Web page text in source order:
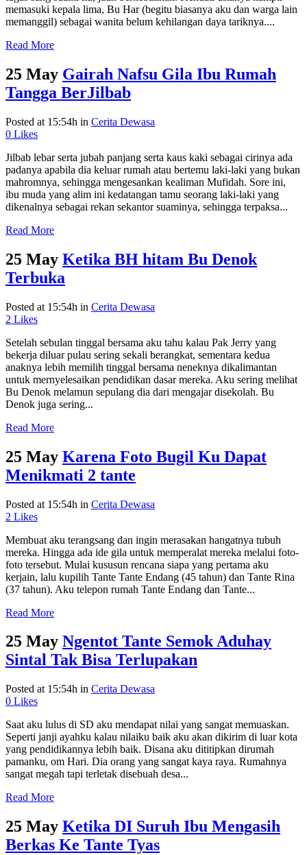
memasuki kepala lima, Bu Har (begitu biasanya aku dan warga lain
memanggil) sebagai wanita belum kehilangan daya tariknya....
Read More
25 May Gairah Nafsu Gila Ibu Rumah
Tangga BerJilbab
Posted at 15:54h in Cerita Dewasa
0 Likes
Jilbab lebar serta jubah panjang serta kaus kaki sebagai cirinya ada
padanya apabila dia keluar rumah atau bertemu laki-laki yang bukan
mahromnya, sehingga mengesankan kealiman Mufidah. Sore ini,
ibu muda yang alim ini kedatangan tamu seorang laki-laki yang
dikenalnya sebagai rekan sekantor suaminya, sehingga terpaksa...
Read More
25 May Ketika BH hitam Bu Denok
Terbuka
Posted at 15:54h in Cerita Dewasa
2 Likes
Setelah sebulan tinggal bersama aku tahu kalau Pak Jerry yang
bekerja diluar pulau sering sekali berangkat, sementara kedua
anaknya lebih memilih tinggal bersama neneknya dikalimantan
untuk mernyelesaikan pendidikan dasar mereka. Aku sering melihat
Bu Denok melamun sepulang dia dari mengajar disekolah. Bu
Denok juga sering...
Read More
25 May Karena Foto Bugil Ku Dapat
Menikmati 2 tante
Posted at 15:54h in Cerita Dewasa
2 Likes
Membuat aku terangsang dan ingin merasakan hangatnya tubuh
mereka. Hingga ada ide gila untuk memperalat mereka melalui foto-
foto tersebut. Mulai kususun rencana siapa yang pertama aku
kerjain, lalu kupilih Tante Tante Endang (45 tahun) dan Tante Rina
(37 tahun). Aku telepon rumah Tante Endang dan Tante...
Read More
25 May Ngentot Tante Semok Aduhay
Sintal Tak Bisa Terlupakan
Posted at 15:54h in Cerita Dewasa
0 Likes
Saat aku lulus di SD aku mendapat nilai yang sangat memuaskan.
Seperti janji ayahku kalau nilaiku baik aku akan dikirim di luar kota
yang pendidikannya lebih baik. Disana aku dititipkan dirumah
pamanku, om Hari. Dia orang yang sangat kaya raya. Rumahnya
sangat megah tapi terletak disebuah desa...
Read More
25 May Ketika DI Suruh Ibu Mengasih
Berkas Ke Tante Tyas